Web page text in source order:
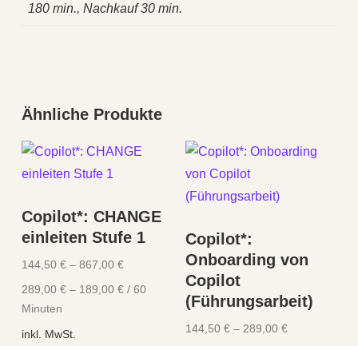
180 min., Nachkauf 30 min.
Ähnliche Produkte
Copilot*: CHANGE
einleiten Stufe 1
144,50 €– 867,00 €
289,00 €– 189,00 €/ 60
Minuten
inkl. MwSt.
Copilot*:
Onboarding von
Copilot
(Führungsarbeit)
144,50 €– 289,00 €